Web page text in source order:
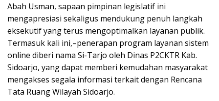
Abah Usman, sapaan pimpinan legislatif ini
mengapresiasi sekaligus mendukung penuh langkah
eksekutif yang terus mengoptimalkan layanan publik.
Termasuk kali ini,–penerapan program layanan sistem
online diberi nama Si-Tarjo oleh Dinas P2CKTR Kab.
Sidoarjo, yang dapat memberi kemudahan masyarakat
mengakses segala informasi terkait dengan Rencana
Tata Ruang Wilayah Sidoarjo.